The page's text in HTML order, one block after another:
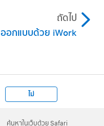
ถัดไป
ออกแบบด้วย iWork
ไม่
ค้นหาในเว็บด้วย Safari